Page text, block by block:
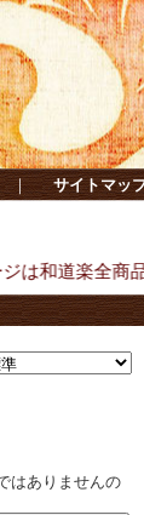
｜ サイトマッ
道楽全商品の
はありませんの